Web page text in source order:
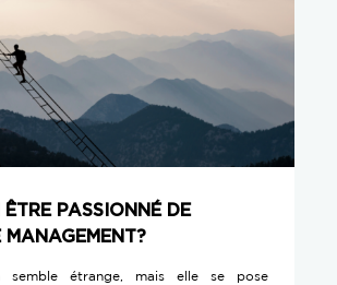
ÊTRE PASSIONNÉ DE
MANAGEMENT ?
semble étrange, mais elle se pose